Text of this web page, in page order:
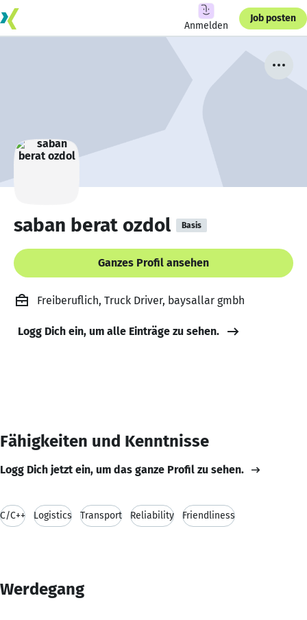
Anmelden
Job posten
saban berat ozdol Basis
Ganzes Profil ansehen
Freiberuflich, Truck Driver, baysallar gmbh
Logg Dich ein, um alle Einträge zu sehen.
Fähigkeiten und Kenntnisse
Logg Dich jetzt ein, um das ganze Profil zu sehen.
C/C++ Logistics Transport Reliability Friendliness
Werdegang